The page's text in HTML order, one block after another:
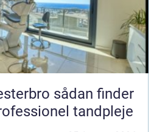
finder
tandpleje